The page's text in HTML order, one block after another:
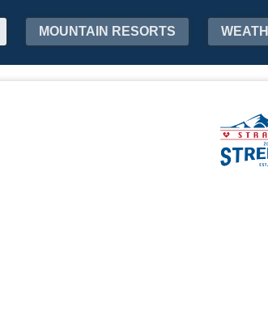
MOUNTAIN RESORTS